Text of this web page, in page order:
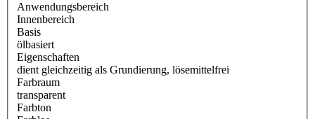
Anwendungsbereich
Innenbereich
Basis
ölbasiert
Eigenschaften
dient gleichzeitig als Grundierung, lösemittelfrei
Farbraum
transparent
Farbton